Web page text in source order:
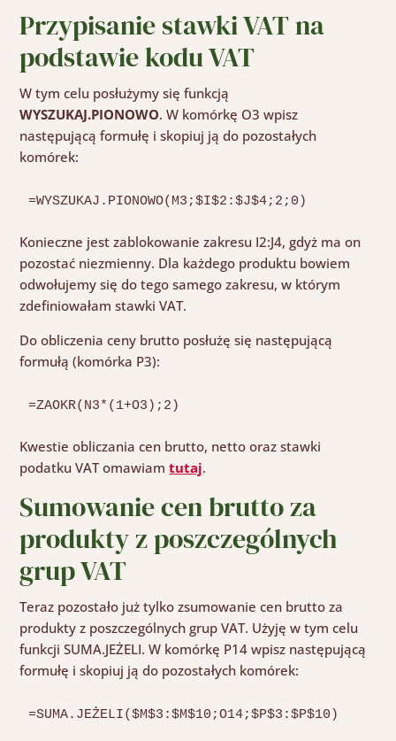
Przypisanie stawki VAT na
podstawie kodu VAT
W tym celu posłużymy się funkcją
WYSZUKAJ.PIONOWO. W komórkę O3 wpisz
następującą formułę i skopiuj ją do pozostałych
komórek:
=WYSZUKAJ.PIONOWO(M3;$I$2:$J$4;2;0)
Konieczne jest zablokowanie zakresu I2:J4, gdyż ma on
pozostać niezmienny. Dla każdego produktu bowiem
odwołujemy się do tego samego zakresu, w którym
zdefiniowałam stawki VAT.
Do obliczenia ceny brutto posłużę się następującą
formułą (komórka P3):
=ZAOKR(N3*(1+O3);2)
Kwestie obliczania cen brutto, netto oraz stawki
podatku VAT omawiamtutaj.
Sumowanie cen brutto za
produkty z poszczególnych
grup VAT
Teraz pozostało już tylko zsumowanie cen brutto za
produkty z poszczególnych grup VAT. Użyję w tym celu
funkcji SUMA.JEŻELI. W komórkę P14 wpisz następującą
formułę i skopiuj ją do pozostałych komórek:
=SUMA.JEŻELI($M$3:$M$10;O14;$P$3:$P$10)